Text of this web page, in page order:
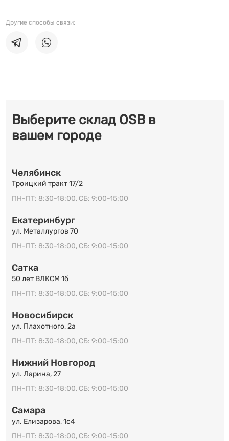
Другие способы связи:
Выберите склад OSB в
вашем городе
Челябинск
Троицкий тракт 17/2
ПН-ПТ: 8:30-18:00, СБ: 9:00-15:00
Екатеринбург
ул. Металлургов 70
ПН-ПТ: 8:30-18:00, СБ: 9:00-15:00
Сатка
50 лет ВЛКСМ 1б
ПН-ПТ: 8:30-18:00, СБ: 9:00-15:00
Новосибирск
ул. Плахотного, 2а
ПН-ПТ: 8:30-18:00, СБ: 9:00-15:00
Нижний Новгород
ул. Ларина, 27
ПН-ПТ: 8:30-18:00, СБ: 9:00-15:00
Самара
ул. Елизарова, 1с4
ПН-ПТ: 8:30-18:00, СБ: 9:00-15:00